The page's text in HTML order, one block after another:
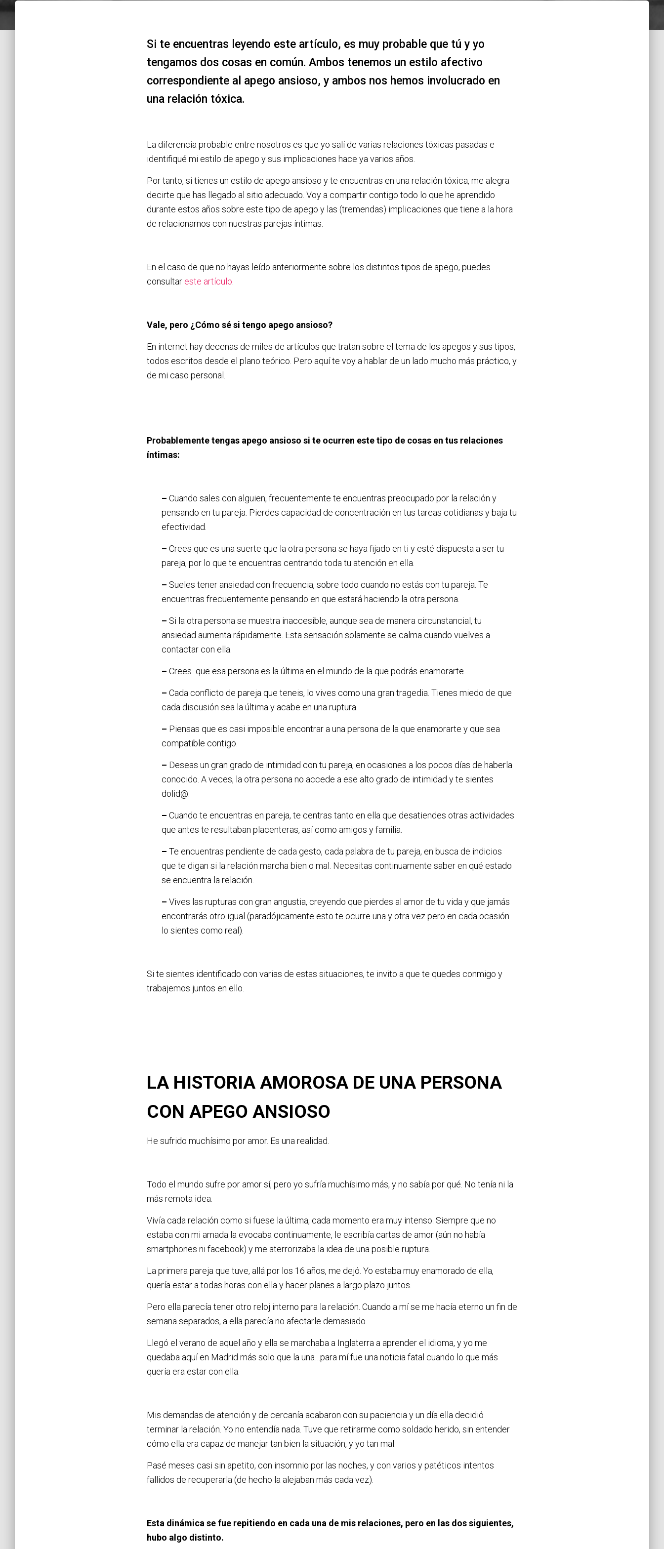
Si te encuentras leyendo este artículo, es muy probable que tú y yo
tengamos dos cosas en común. Ambos tenemos un estilo afectivo
correspondiente al apego ansioso, y ambos nos hemos involucrado en
una relación tóxica.
La diferencia probable entre nosotros es que yo salí de varias relaciones tóxicas pasadas e
identifiqué mi estilo de apego y sus implicaciones hace ya varios años.
Por tanto, si tienes un estilo de apego ansioso y te encuentras en una relación tóxica, me alegra
decirte que has llegado al sitio adecuado. Voy a compartir contigo todo lo que he aprendido
durante estos años sobre este tipo de apego y las (tremendas) implicaciones que tiene a la hora
de relacionarnos con nuestras parejas íntimas.
En el caso de que no hayas leído anteriormente sobre los distintos tipos de apego, puedes
consultar este artículo
Vale, pero ¿Cómo sé si tengo apego ansioso?
En internet hay decenas de miles de artículos que tratan sobre el tema de los apegos y sus tipos,
todos escritos desde el plano teórico. Pero aquí te voy a hablar de un lado mucho más práctico, y
de mi caso personal.
Probablemente tengas apego ansioso si te ocurren este tipo de cosas en tus relaciones
íntimas:
– Cuando sales con alguien, frecuentemente te encuentras preocupado por la relación y
pensando en tu pareja. Pierdes capacidad de concentración en tus tareas cotidianas y baja tu
efectividad.
– Crees que es una suerte que la otra persona se haya fijado en ti y esté dispuesta a ser tu
pareja, por lo que te encuentras centrando toda tu atención en ella.
– Sueles tener ansiedad con frecuencia, sobre todo cuando no estás con tu pareja. Te
encuentras frecuentemente pensando en que estará haciendo la otra persona.
– Si la otra persona se muestra inaccesible, aunque sea de manera circunstancial, tu
ansiedad aumenta rápidamente. Esta sensación solamente se calma cuando vuelves a
contactar con ella.
– Crees que esa persona es la última en el mundo de la que podrás enamorarte.
– Cada conflicto de pareja que teneis, lo vives como una gran tragedia. Tienes miedo de que
cada discusión sea la última y acabe en una ruptura.
– Piensas que es casi imposible encontrar a una persona de la que enamorarte y que sea
compatible contigo.
– Deseas un gran grado de intimidad con tu pareja, en ocasiones a los pocos días de haberla
conocido. A veces, la otra persona no accede a ese alto grado de intimidad y te sientes
dolid@.
– Cuando te encuentras en pareja, te centras tanto en ella que desatiendes otras actividades
que antes te resultaban placenteras, así como amigos y familia.
– Te encuentras pendiente de cada gesto, cada palabra de tu pareja, en busca de indicios
que te digan si la relación marcha bien o mal. Necesitas continuamente saber en qué estado
se encuentra la relación.
– Vives las rupturas con gran angustia, creyendo que pierdes al amor de tu vida y que jamás
encontrarás otro igual (paradójicamente esto te ocurre una y otra vez pero en cada ocasión
lo sientes como real).
Si te sientes identificado con varias de estas situaciones, te invito a que te quedes conmigo y
trabajemos juntos en ello.
LA HISTORIA AMOROSA DE UNA PERSONA
CON APEGO ANSIOSO
He sufrido muchísimo por amor. Es una realidad.
Todo el mundo sufre por amor sí, pero yo sufría muchísimo más, y no sabía por qué. No tenía ni la
más remota idea.
Vivía cada relación como si fuese la última, cada momento era muy intenso. Siempre que no
estaba con mi amada la evocaba continuamente, le escribía cartas de amor (aún no había
smartphones ni facebook) y me aterrorizaba la idea de una posible ruptura.
La primera pareja que tuve, allá por los 16 años, me dejó. Yo estaba muy enamorado de ella,
quería estar a todas horas con ella y hacer planes a largo plazo juntos.
Pero ella parecía tener otro reloj interno para la relación. Cuando a mí se me hacía eterno un fin de
semana separados, a ella parecía no afectarle demasiado.
Llegó el verano de aquel año y ella se marchaba a Inglaterra a aprender el idioma, y yo me
quedaba aquí en Madrid más solo que la una…para mí fue una noticia fatal cuando lo que más
quería era estar con ella.
Mis demandas de atención y de cercanía acabaron con su paciencia y un día ella decidió
terminar la relación. Yo no entendía nada. Tuve que retirarme como soldado herido, sin entender
cómo ella era capaz de manejar tan bien la situación, y yo tan mal.
Pasé meses casi sin apetito, con insomnio por las noches, y con varios y patéticos intentos
fallidos de recuperarla (de hecho la alejaban más cada vez).
Esta dinámica se fue repitiendo en cada una de mis relaciones, pero en las dos siguientes,
hubo algo distinto.